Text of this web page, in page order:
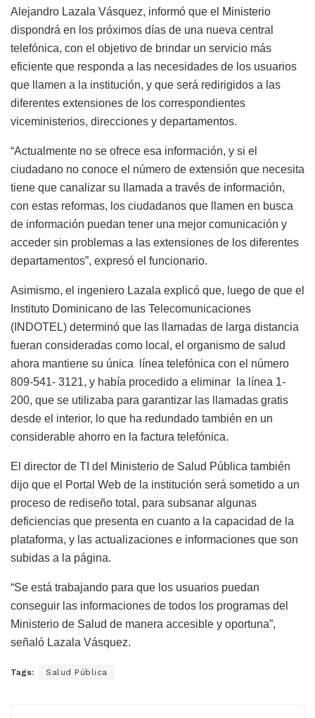
Alejandro Lazala Vásquez, informó que el Ministerio
dispondrá en los próximos días de una nueva central
telefónica, con el objetivo de brindar un servicio más
eficiente que responda a las necesidades de los usuarios
que llamen a la institución, y que será redirigidos a las
diferentes extensiones de los correspondientes
viceministerios, direcciones y departamentos.
“Actualmente no se ofrece esa información, y si el
ciudadano no conoce el número de extensión que necesita
tiene que canalizar su llamada a través de información,
con estas reformas, los ciudadanos que llamen en busca
de información puedan tener una mejor comunicación y
acceder sin problemas a las extensiones de los diferentes
departamentos”, expresó el funcionario.
Asimismo, el ingeniero Lazala explicó que, luego de que el
Instituto Dominicano de las Telecomunicaciones
(INDOTEL) determinó que las llamadas de larga distancia
fueran consideradas como local, el organismo de salud
ahora mantiene su única línea telefónica con el número
809-541- 3121, y había procedido a eliminar la línea 1-
200, que se utilizaba para garantizar las llamadas gratis
desde el interior, lo que ha redundado también en un
considerable ahorro en la factura telefónica.
El director de TI del Ministerio de Salud Pública también
dijo que el Portal Web de la institución será sometido a un
proceso de rediseño total, para subsanar algunas
deficiencias que presenta en cuanto a la capacidad de la
plataforma, y las actualizaciones e informaciones que son
subidas a la página.
“Se está trabajando para que los usuarios puedan
conseguir las informaciones de todos los programas del
Ministerio de Salud de manera accesible y oportuna”,
señaló Lazala Vásquez.
Tags: Salud Pública